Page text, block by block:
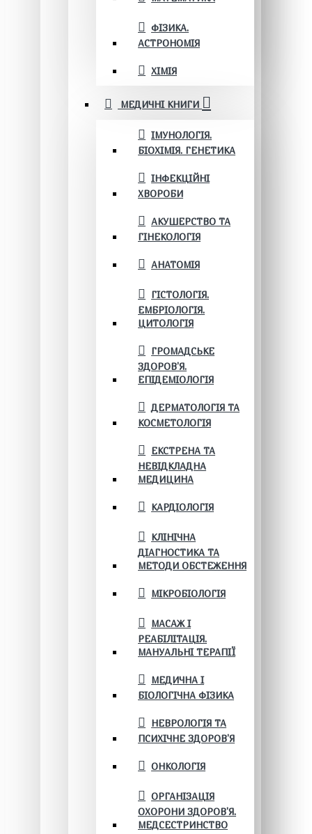
ФІЗИКА.
АСТРОНОМІЯ
ХІМІЯ
МЕДИЧНІ КНИГИ
ІМУНОЛОГІЯ.
БІОХІМІЯ. ГЕНЕТИКА
ІНФЕКЦІЙНІ
ХВОРОБИ
АКУШЕРСТВО ТА
ГІНЕКОЛОГІЯ
АНАТОМІЯ
ГІСТОЛОГІЯ.
ЕМБРІОЛОГІЯ.
ЦИТОЛОГІЯ
ГРОМАДСЬКЕ
ЗДОРОВ’Я.
ЕПІДЕМІОЛОГІЯ
ДЕРМАТОЛОГІЯ ТА
КОСМЕТОЛОГІЯ
ЕКСТРЕНА ТА
НЕВІДКЛАДНА
МЕДИЦИНА
КАРДІОЛОГІЯ
КЛІНІЧНА
ДІАГНОСТИКА ТА
МЕТОДИ ОБСТЕЖЕННЯ
МІКРОБІОЛОГІЯ
МАСАЖ І
РЕАБІЛІТАЦІЯ.
МАНУАЛЬНІ ТЕРАПІЇ
МЕДИЧНА І
БІОЛОГІЧНА ФІЗИКА
НЕВРОЛОГІЯ ТА
ПСИХІЧНЕ ЗДОРОВ’Я
ОНКОЛОГІЯ
ОРГАНІЗАЦІЯ
ОХОРОНИ ЗДОРОВ'Я.
МЕДСЕСТРИНСТВО